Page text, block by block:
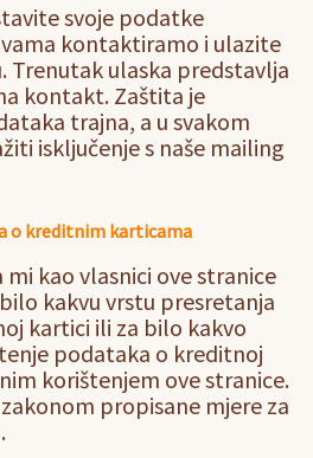
svoje podatke
kontaktiramo i ulazite
Trenutak ulaska predstavlja
kontakt. Zaštita je
trajna, a u svakom
isključenje s naše mailing
o kreditnim karticama
kao vlasnici ove stranice
kakvu vrstu presretanja
kartici ili za bilo kakvo
podataka o kreditnoj
korištenjem ove stranice.
propisane mjere za